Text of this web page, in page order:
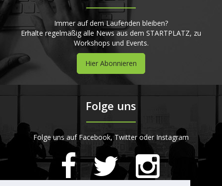
Immer auf dem Laufenden bleiben?
Erhalte regelmäßig alle News aus dem STARTPLATZ, zu
Workshops und Events.
Hier Abonnieren
Folge uns
Folge uns auf Facebook, Twitter oder Instagram